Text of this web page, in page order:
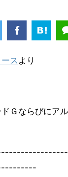
ス より
Ｇならびにア